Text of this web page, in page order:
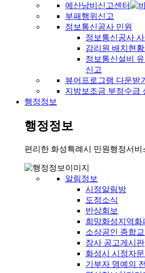
예산낭비신고센터
부패행위신고
정보통신공사 민원
정보통신공사
감리원 배치현
정보통신설비
신고
뷰어프로그램 다운받기
지방보조금 부정수급
행정정보
행정정보
편리한 화성특례시 민원행정서비
알림정보
시정알림방
도정소식
반상회보
희망화성지역화
소상공인 종합
장사 공고게시판
화성시 시정자
기부자 명예의